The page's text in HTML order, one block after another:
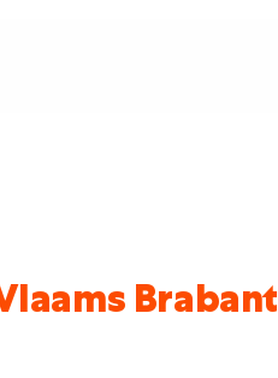
Brabant